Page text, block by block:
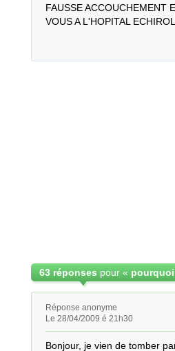
FAUSSE ACCOUCHEMENT
VOUS A L'HOPITAL
63 réponses pour «
Réponse anonyme
Le 28/04/2009 é 21h30
Bonjour, je vien de tomber